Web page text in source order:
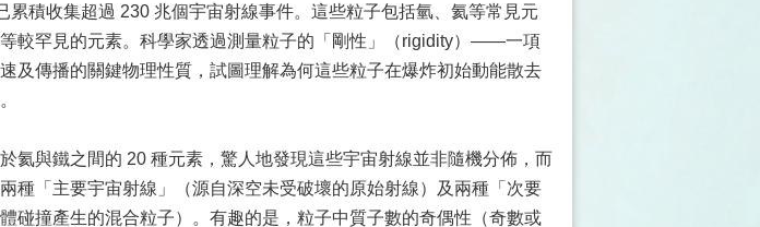
累積收集超過 230 兆個宇宙射線事件。這些粒子包括氫、氦等常見元
較罕見的元素。科學家透過測量粒子的「剛性」（rigidity）——一項
及傳播的關鍵物理性質，試圖理解為何這些粒子在爆炸初始動能散去
氦與鐵之間的 20 種元素，驚人地發現這些宇宙射線並非隨機分佈，而
種「主要宇宙射線」（源自深空未受破壞的原始射線）及兩種「次要
碰撞產生的混合粒子）。有趣的是，粒子中質子數的奇偶性（奇數或